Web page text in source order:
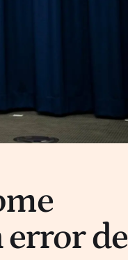
error de